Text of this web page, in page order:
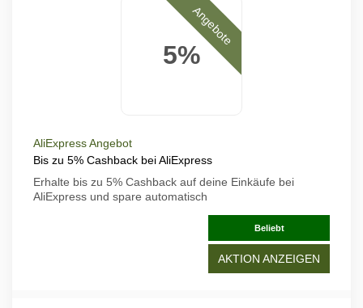
5%
Angebote
AliExpress Angebot
Bis zu 5% Cashback bei AliExpress
Erhalte bis zu 5% Cashback auf deine Einkäufe bei
AliExpress und spare automatisch
Beliebt
AKTION ANZEIGEN